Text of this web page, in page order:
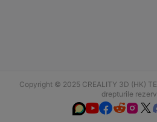
Copyright © 2025 CREALITY 3D (HK)
drepturile
 